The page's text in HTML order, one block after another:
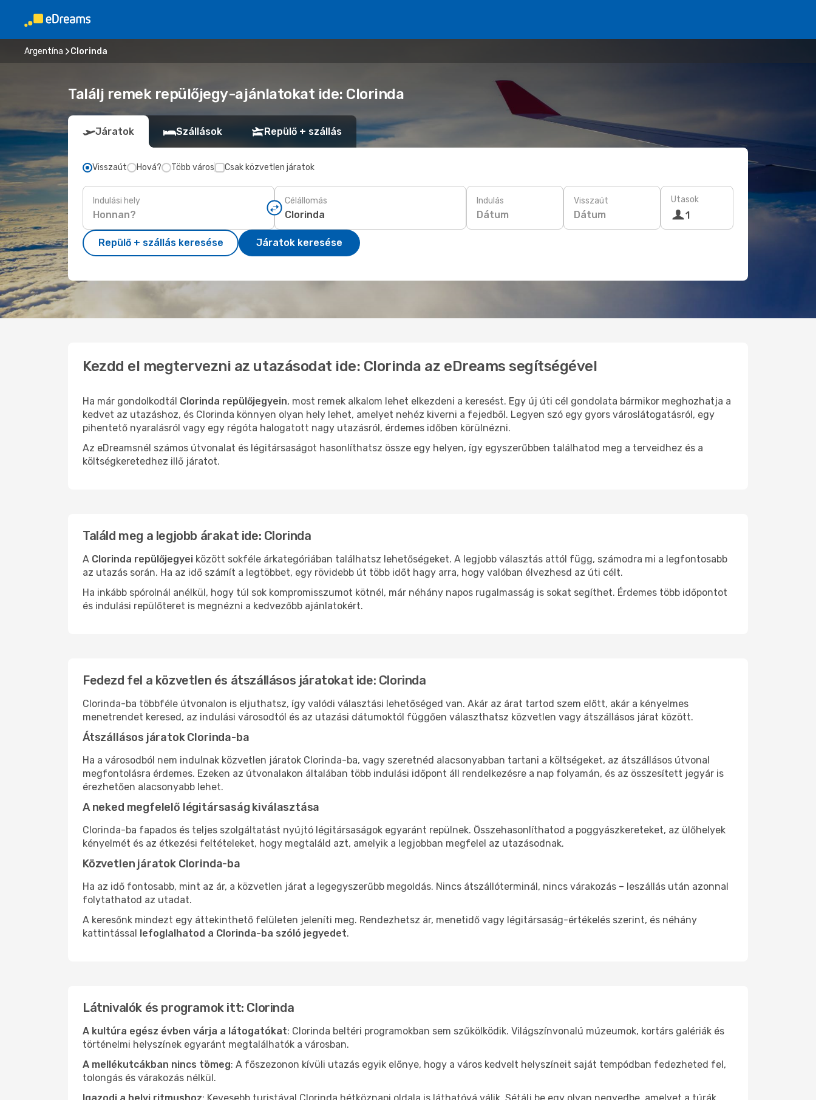
Argentína Clorinda
Találj remek repülőjegy-ajánlatokat ide: Clorinda
Járatok Szállások Repülő + szállás
Visszaút Hová? Több város Csak közvetlen járatok
Indulási hely Célállomás Indulás
Dátum
Visszaút
Dátum
Utasok
1
Repülő + szállás keresése Járatok keresése
Kezdd el megtervezni az utazásodat ide: Clorinda az eDreams segítségével
Ha már gondolkodtál Clorinda repülőjegyein, most remek alkalom lehet elkezdeni a keresést. Egy új úti cél gondolata bármikor meghozhatja a
kedvet az utazáshoz, és Clorinda könnyen olyan hely lehet, amelyet nehéz kiverni a fejedből. Legyen szó egy gyors városlátogatásról, egy
pihentető nyaralásról vagy egy régóta halogatott nagy utazásról, érdemes időben körülnézni.
Az eDreamsnél számos útvonalat és légitársaságot hasonlíthatsz össze egy helyen, így egyszerűbben találhatod meg a terveidhez és a
költségkeretedhez illő járatot.
Találd meg a legjobb árakat ide: Clorinda
A Clorinda repülőjegyei között sokféle árkategóriában találhatsz lehetőségeket. A legjobb választás attól függ, számodra mi a legfontosabb
az utazás során. Ha az idő számít a legtöbbet, egy rövidebb út több időt hagy arra, hogy valóban élvezhesd az úti célt.
Ha inkább spórolnál anélkül, hogy túl sok kompromisszumot kötnél, már néhány napos rugalmasság is sokat segíthet. Érdemes több időpontot
és indulási repülőteret is megnézni a kedvezőbb ajánlatokért.
Fedezd fel a közvetlen és átszállásos járatokat ide: Clorinda
Clorinda-ba többféle útvonalon is eljuthatsz, így valódi választási lehetőséged van. Akár az árat tartod szem előtt, akár a kényelmes
menetrendet keresed, az indulási városodtól és az utazási dátumoktól függően választhatsz közvetlen vagy átszállásos járat között.
Átszállásos járatok Clorinda-ba
Ha a városodból nem indulnak közvetlen járatok Clorinda-ba, vagy szeretnéd alacsonyabban tartani a költségeket, az átszállásos útvonal
megfontolásra érdemes. Ezeken az útvonalakon általában több indulási időpont áll rendelkezésre a nap folyamán, és az összesített jegyár is
érezhetően alacsonyabb lehet.
A neked megfelelő légitársaság kiválasztása
Clorinda-ba fapados és teljes szolgáltatást nyújtó légitársaságok egyaránt repülnek. Összehasonlíthatod a poggyászkereteket, az ülőhelyek
kényelmét és az étkezési feltételeket, hogy megtaláld azt, amelyik a legjobban megfelel az utazásodnak.
Közvetlen járatok Clorinda-ba
Ha az idő fontosabb, mint az ár, a közvetlen járat a legegyszerűbb megoldás. Nincs átszállóterminál, nincs várakozás – leszállás után azonnal
folytathatod az utadat.
A keresőnk mindezt egy áttekinthető felületen jeleníti meg. Rendezhetsz ár, menetidő vagy légitársaság-értékelés szerint, és néhány
kattintással lefoglalhatod a Clorinda-ba szóló jegyedet.
Látnivalók és programok itt: Clorinda
A kultúra egész évben várja a látogatókat: Clorinda beltéri programokban sem szűkölködik. Világszínvonalú múzeumok, kortárs galériák és
történelmi helyszínek egyaránt megtalálhatók a városban.
A mellékutcákban nincs tömeg: A főszezonon kívüli utazás egyik előnye, hogy a város kedvelt helyszíneit saját tempódban fedezheted fel,
tolongás és várakozás nélkül.